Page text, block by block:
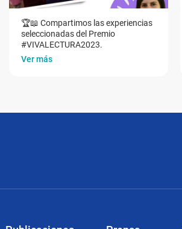
🏆📖 Compartimos las experiencias
seleccionadas del Premio
#VIVALECTURA2023.
Ver más